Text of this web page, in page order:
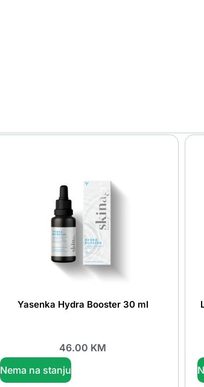
Yasenka Hydra Booster 30 ml
46.00 KM
Nema na stanju